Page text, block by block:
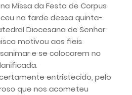
Missa da Festa de Corpus
na tarde dessa quinta-
Diocesana de Senhor
motivou aos fieis
e se colocarem no
entristecido, pelo
que nos acometeu